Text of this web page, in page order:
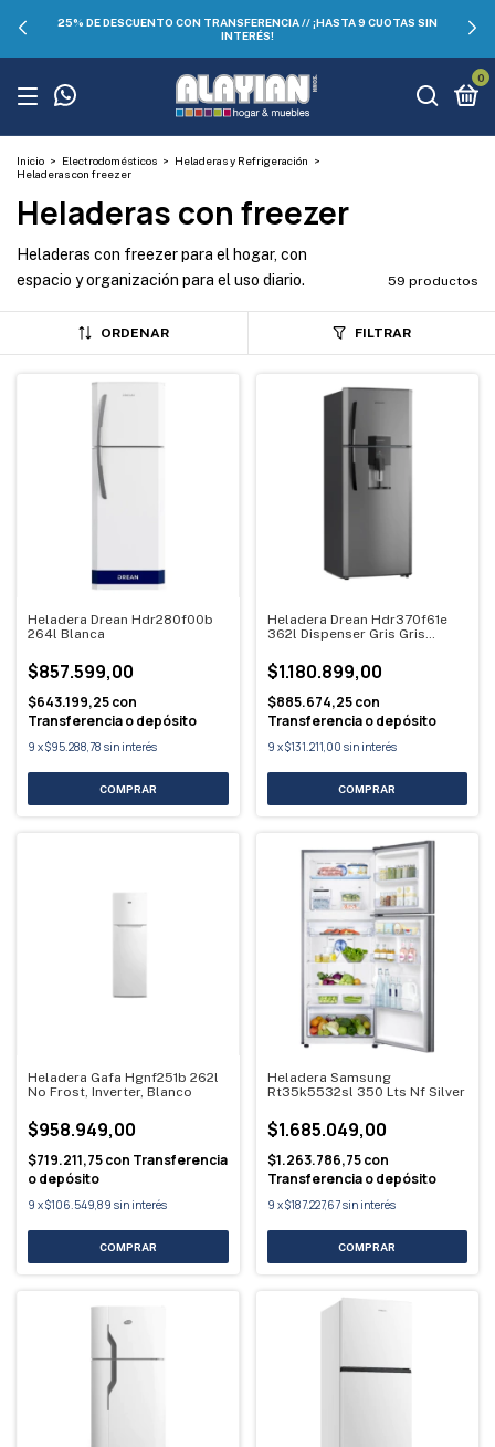
25% DE DESCUENTO CON TRANSFERENCIA // ¡HASTA 9 CUOTAS SIN
INTERÉS!
0
Inicio > Electrodomésticos > Heladeras y Refrigeración >
Heladeras con freezer
Heladeras con freezer
Heladeras con freezer para el hogar, con
espacio y organización para el uso diario.
59 productos
ORDENAR FILTRAR
Heladera Drean Hdr280f00b
264l Blanca
$857.599,00
$643.199,25con
Transferencia o depósito
9 x$95.288,78 sin interés
Heladera Drean Hdr370f61e
362l Dispenser Gris Gris
$1.180.899,00
$885.674,25con
Transferencia o depósito
9 x$131.211,00 sin interés
Heladera Gafa Hgnf251b 262l
No Frost, Inverter, Blanco
$958.949,00
$719.211,75con Transferencia
o depósito
9 x$106.549,89 sin interés
Heladera Samsung
Rt35k5532sl 350 Lts Nf Silver
$1.685.049,00
$1.263.786,75con
Transferencia o depósito
9 x$187.227,67sin interés